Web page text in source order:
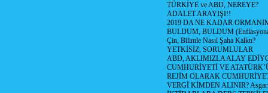
TÜRKİYE ve ABD, NEREYE?
ADALET ARAYIŞI!!
2019 DA NE KADAR
BULDUM, BULDUM
Çin, Bilimle Nasıl Şaha Kalktı?
YETKİSİZ, SORUMLULAR
ABD, AKLIMIZLA ALAY
CUMHURİYETİ VE
REJİM OLARAK
VERGİ KİMDEN ALINIR?